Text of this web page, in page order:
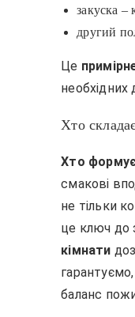
закуска
другий
Це
необхідних
Хто
Хто
смакові
не тільки
це ключ до
кімнати
баланс